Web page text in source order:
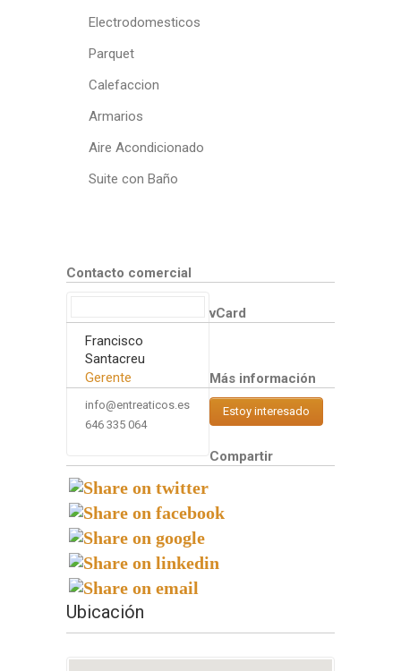
Electrodomesticos
Parquet
Calefaccion
Armarios
Aire Acondicionado
Suite con Baño
Contacto comercial
Francisco
Santacreu
Gerente
info@entreaticos.es
646 335 064
vCard
Más información
Estoy interesado
Compartir
Ubicación